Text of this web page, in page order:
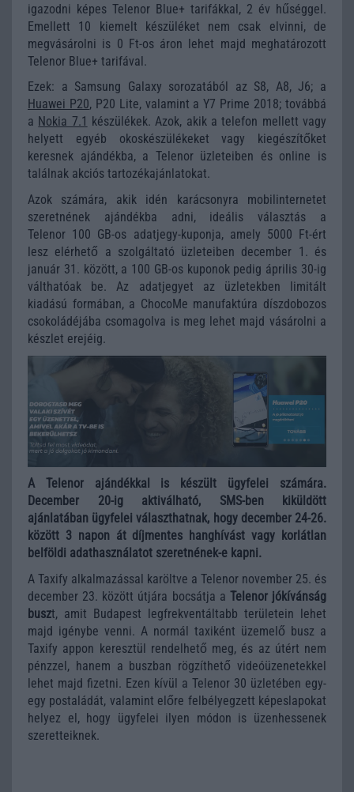
igazodni képes Telenor Blue+ tarifákkal, 2 év hűséggel.
Emellett 10 kiemelt készüléket nem csak elvinni, de
megvásárolni is 0 Ft-os áron lehet majd meghatározott
Telenor Blue+ tarifával.
Ezek: a Samsung Galaxy sorozatából az S8, A8, J6; a
Huawei P20, P20 Lite, valamint a Y7 Prime 2018; továbbá
a Nokia 7.1 készülékek. Azok, akik a telefon mellett vagy
helyett egyéb okoskészülékeket vagy kiegészítőket
keresnek ajándékba, a Telenor üzleteiben és online is
találnak akciós tartozékajánlatokat.
Azok számára, akik idén karácsonyra mobilinternetet
szeretnének ajándékba adni, ideális választás a
Telenor 100 GB-os adatjegy-kuponja, amely 5000 Ft-ért
lesz elérhető a szolgáltató üzleteiben december 1. és
január 31. között, a 100 GB-os kuponok pedig április 30-ig
válthatóak be. Az adatjegyet az üzletekben limitált
kiadású formában, a ChocoMe manufaktúra díszdobozos
csokoládéjába csomagolva is meg lehet majd vásárolni a
készlet erejéig.
A Telenor ajándékkal is készült ügyfelei számára.
December 20-ig aktiválható, SMS-ben kiküldött
ajánlatában ügyfelei választhatnak, hogy december 24-26.
között 3 napon át díjmentes hanghívást vagy korlátlan
belföldi adathasználatot szeretnének-e kapni.
A Taxify alkalmazással karöltve a Telenor november 25. és
december 23. között útjára bocsátja a Telenor jókívánság
buszt, amit Budapest legfrekventáltabb területein lehet
majd igénybe venni. A normál taxiként üzemelő busz a
Taxify appon keresztül rendelhető meg, és az útért nem
pénzzel, hanem a buszban rögzíthető videóüzenetekkel
lehet majd fizetni. Ezen kívül a Telenor 30 üzletében egy-
egy postaládát, valamint előre felbélyegzett képeslapokat
helyez el, hogy ügyfelei ilyen módon is üzenhessenek
szeretteiknek.